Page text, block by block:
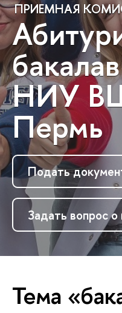
ПРИЕМНАЯ
НИУ
Пермь
Подать
Задать вопрос о
Тема